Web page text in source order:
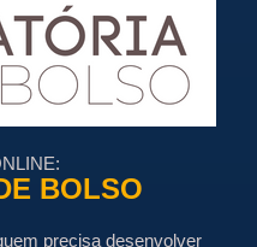
BOLSO
precisa desenvolver